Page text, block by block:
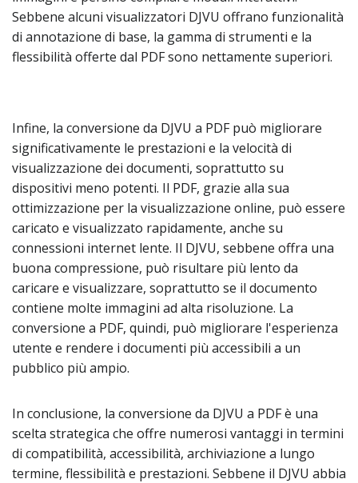
Sebbene alcuni visualizzatori DJVU offrano funzionalità
di annotazione di base, la gamma di strumenti e la
flessibilità offerte dal PDF sono nettamente superiori.
Infine, la conversione da DJVU a PDF può migliorare
significativamente le prestazioni e la velocità di
visualizzazione dei documenti, soprattutto su
dispositivi meno potenti. Il PDF, grazie alla sua
ottimizzazione per la visualizzazione online, può essere
caricato e visualizzato rapidamente, anche su
connessioni internet lente. Il DJVU, sebbene offra una
buona compressione, può risultare più lento da
caricare e visualizzare, soprattutto se il documento
contiene molte immagini ad alta risoluzione. La
conversione a PDF, quindi, può migliorare l'esperienza
utente e rendere i documenti più accessibili a un
pubblico più ampio.
In conclusione, la conversione da DJVU a PDF è una
scelta strategica che offre numerosi vantaggi in termini
di compatibilità, accessibilità, archiviazione a lungo
termine, flessibilità e prestazioni. Sebbene il DJVU abbia